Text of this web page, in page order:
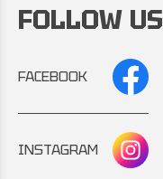
FOLLOW US
FACEBOOK
INSTAGRAM